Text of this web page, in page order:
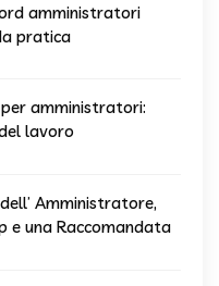
amministratori
pratica
amministratori:
lavoro
Amministratore,
e una Raccomandata